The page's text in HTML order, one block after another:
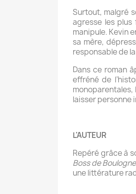
Surtout, malgré
agresse les
manipule. Kevin
sa mère,
responsable de
Dans ce roman
effréné de
laisser personne
L'AUTEUR
Repéré grâce à
Boss de Boulogne
une littérature